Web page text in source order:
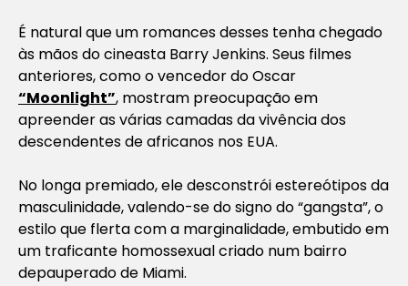
É natural que um romances desses tenha chegado
às mãos do cineasta Barry Jenkins. Seus filmes
anteriores, como o vencedor do Oscar
“Moonlight”, mostram preocupação em
apreender as várias camadas da vivência dos
descendentes de africanos nos EUA.
No longa premiado, ele desconstrói estereótipos da
masculinidade, valendo-se do signo do “gangsta”, o
estilo que flerta com a marginalidade, embutido em
um traficante homossexual criado num bairro
depauperado de Miami.